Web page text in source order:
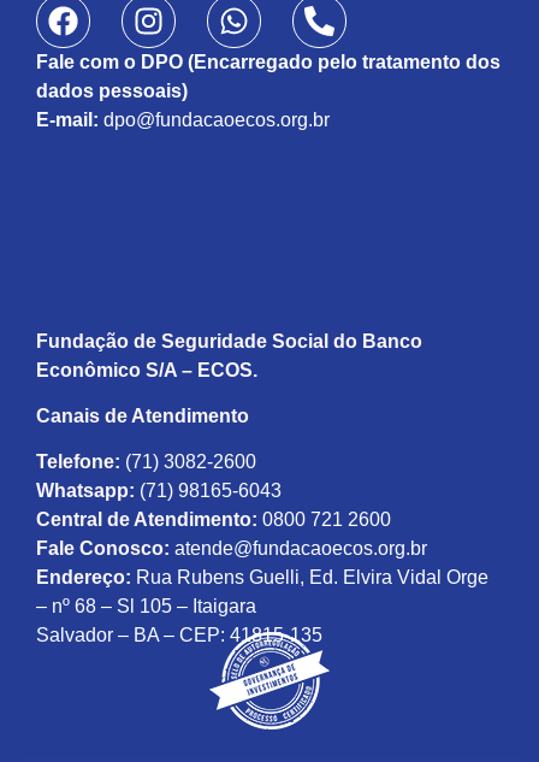
Fale com o DPO (Encarregado pelo tratamento dos
dados pessoais)
E-mail: dpo@fundacaoecos.org.br
Fundação de Seguridade Social do Banco
Econômico S/A – ECOS.
Canais de Atendimento
Telefone: (71) 3082-2600
Whatsapp: (71) 98165-6043
Central de Atendimento: 0800 721 2600
Fale Conosco: atende@fundacaoecos.org.br
Endereço: Rua Rubens Guelli, Ed. Elvira Vidal Orge
– nº 68 – Sl 105 – Itaigara
Salvador – BA – CEP: 41815-135